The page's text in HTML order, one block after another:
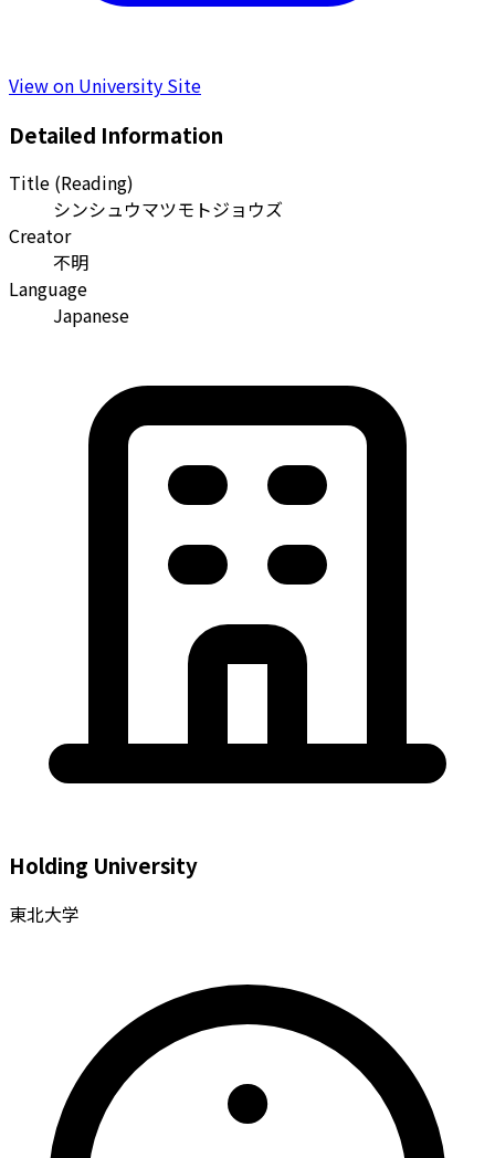
View on University Site
Detailed Information
Title (Reading)
シンシュウマツモトジョウズ
Creator
不明
Language
Japanese
Holding University
東北大学